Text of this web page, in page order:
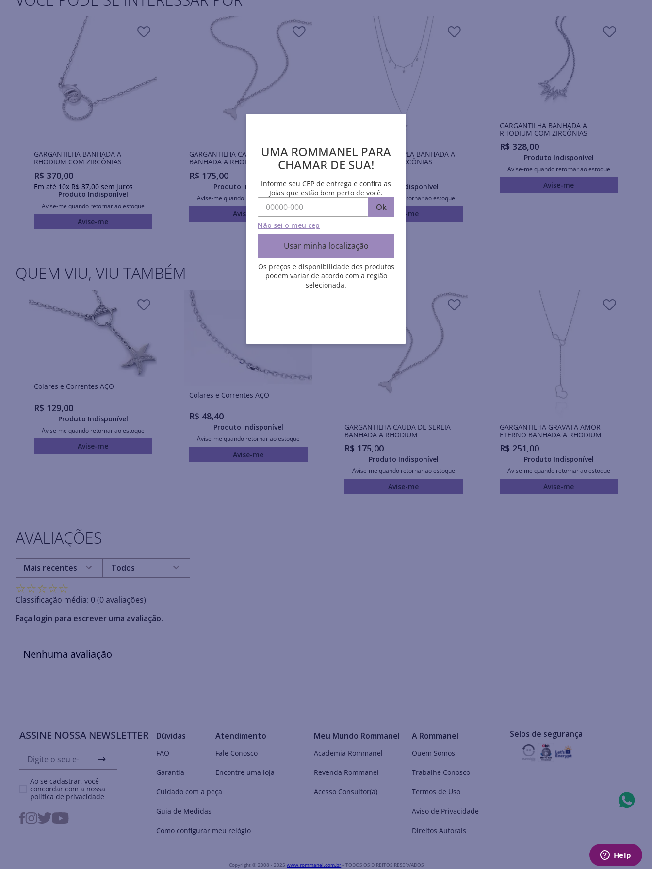
GARGANTILHA BANHADA A
RHODIUM COM ZIRCÔNIAS
R$ 370,00
Em até 10x R$ 37,00sem juros
Produto Indisponível
Avise-me quando retornar ao estoque
Avise-me
GARGANTILHA CAUDA DE SEREIA
BANHADA A RHODIUM
R$ 175,00
Produto Indisponível
Avise-me quando retornar ao estoque
Avise-me
GARGANTILHA DUPLA BANHADA A
RHODIUM COM ZIRCÔNIAS
Produto Indisponível
Avise-me quando retornar ao estoque
Avise-me
GARGANTILHA BANHADA A
RHODIUM COM ZIRCÔNIAS
R$ 328,00
Produto Indisponível
Avise-me quando retornar ao estoque
Avise-me
QUEM VIU, VIU TAMBÉM
Colares e Correntes AÇO
R$ 129,00
Produto Indisponível
Avise-me quando retornar ao estoque
Avise-me
Colares e Correntes AÇO
R$ 48,40
Produto Indisponível
Avise-me quando retornar ao estoque
Avise-me
GARGANTILHA CAUDA DE SEREIA
BANHADA A RHODIUM
R$ 175,00
Produto Indisponível
Avise-me quando retornar ao estoque
Avise-me
GARGANTILHA GRAVATA AMOR
ETERNO BANHADA A RHODIUM
R$ 251,00
Produto Indisponível
Avise-me quando retornar ao estoque
Avise-me
AVALIAÇÕES
☆☆☆☆☆
Classificação média: 0(0 avaliações)
Faça login para escrever uma avaliação.
Mais recentes Todos
Nenhuma avaliação
ASSINE NOSSA NEWSLETTER
Ao se cadastrar, você
concordar com a nossa
política de privacidade
Dúvidas
FAQ
Garantia
Cuidado com a peça
Guia de Medidas
Como configurar meu relógio
Atendimento
Fale Conosco
Encontre uma loja
Meu Mundo Rommanel
Academia Rommanel
Revenda Rommanel
Acesso Consultor(a)
A Rommanel
Quem Somos
Trabalhe Conosco
Termos de Uso
Aviso de Privacidade
Direitos Autorais
Selos de segurança
Copyright © 2008 - 2025www.rommanel.com.br - TODOS OS DIREITOS RESERVADOS
UMA ROMMANEL PARA
CHAMAR DE SUA!
Informe seu CEP de entrega e confira as
Joias que estão bem perto de você.
Ok
Não sei o meu cep
Usar minha localização
Os preços e disponibilidade dos produtos
podem variar de acordo com a região
selecionada.